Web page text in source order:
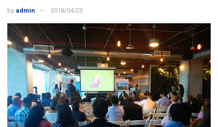
by admin 2018/04/23